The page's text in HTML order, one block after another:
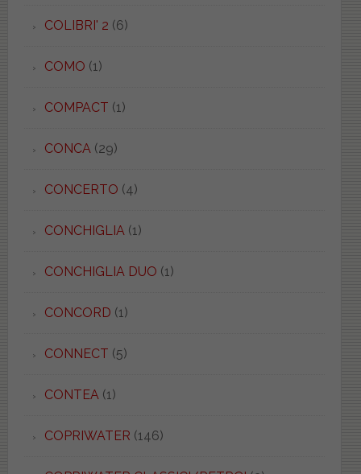
COLIBRI' 2 (6)
COMO (1)
COMPACT (1)
CONCA(29)
CONCERTO (4)
CONCHIGLIA(1)
CONCHIGLIA DUO (1)
CONCORD (1)
CONNECT (5)
CONTEA(1)
COPRIWATER (146)